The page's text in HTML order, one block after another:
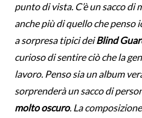
punto di vista. C’è un sacco
anche più di quello che penso
a sorpresa tipici deiBlind
curioso di sentire ciò che la
lavoro. Penso sia un album
sorprenderà un sacco di
molto oscuro. La